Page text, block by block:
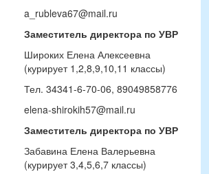
a_rubleva67@mail.ru
Заместитель директора по УВР
Широких Елена Алексеевна
(курирует 1,2,8,9,10,11 классы)
Тел. 34341-6-70-06, 89049858776
elena-shirokih57@mail.ru
Заместитель директора по УВР
Забавина Елена Валерьевна
(курирует 3,4,5,6,7 классы)